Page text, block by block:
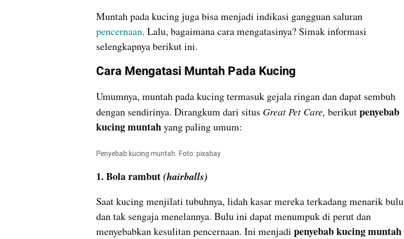
pencernaan. Lalu, bagaimana cara mengatasinya? Simak informasi
selengkapnya berikut ini.
Cara Mengatasi Muntah Pada Kucing
Umumnya, muntah pada kucing termasuk gejala ringan dan dapat sembuh
dengan sendirinya. Dirangkum dari situs Great Pet Care, berikut penyebab
kucing muntah yang paling umum:
Penyebab kucing muntah. Foto: pixabay
1. Bola rambut (hairballs)
Saat kucing menjilati tubuhnya, lidah kasar mereka terkadang menarik bulu
dan tak sengaja menelannya. Bulu ini dapat menumpuk di perut dan
menyebabkan kesulitan pencernaan. Ini menjadi